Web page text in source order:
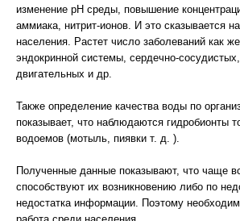
изменение рН среды, повышение
аммиака, нитрит-ионов. И это сказывается
населения. Растет число заболеваний как
эндокринной системы, сердечно-
двигательных и др.
Также определение качества воды по
показывает, что наблюдаются гидробионты
водоемов (мотыль, пиявки т. д. ).
Полученные данные показывают, что чаще
способствуют их возникновению либо по
недостатка информации. Поэтому